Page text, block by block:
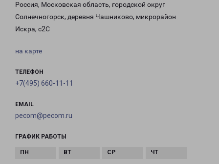
Россия, Московская область, городской округ
Солнечногорск, деревня Чашниково, микрорайон
Искра, с2С
на карте
ТЕЛЕФОН
+7(495) 660-11-11
EMAIL
pecom@pecom.ru
ГРАФИК РАБОТЫ